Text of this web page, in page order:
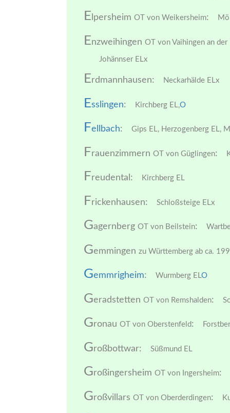
E lpersheim OT von Weikersheim:
Enzweihingen OT von Vaihingen an der
Johännser ELx
Erdmannhausen: Neckarhälde ELx
Esslingen: Kirchberg EL,O
Fellbach: Gips EL,Herzogenberg EL,
Frauenzimmern OT von Güglingen:
Freudental: Kirchberg EL
Frickenhausen: Schloßsteige ELx
Gagernberg OT von Beilstein:
Gemmingen zu Württemberg ab ca.
Gemmrigheim: Wurmberg ELO
Geradstetten OT von Remshalden:
Gronau OT von Oberstenfeld :
Großbottwar: Süßmund EL
Großingersheim OT von Ingersheim:
Großvillars OT von Oberderdingen: